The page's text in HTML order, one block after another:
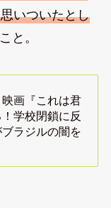
思いついたとし
と。
映画『これは君
学校閉鎖に反
ラジルの闇を